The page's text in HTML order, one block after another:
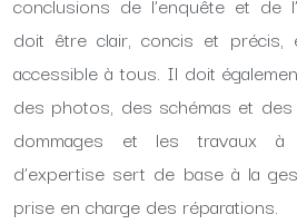
doit être clair, concis et précis,
accessible à tous. Il doit
des photos, des schémas et
dommages et les travaux à
d’expertise sert de base à la
prise en charge des réparations.